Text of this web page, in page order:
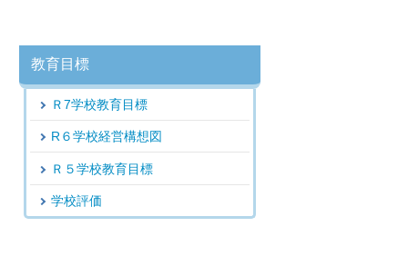
教育目標
Ｒ7学校教育目標
R６学校経営構想図
Ｒ５学校教育目標
学校評価